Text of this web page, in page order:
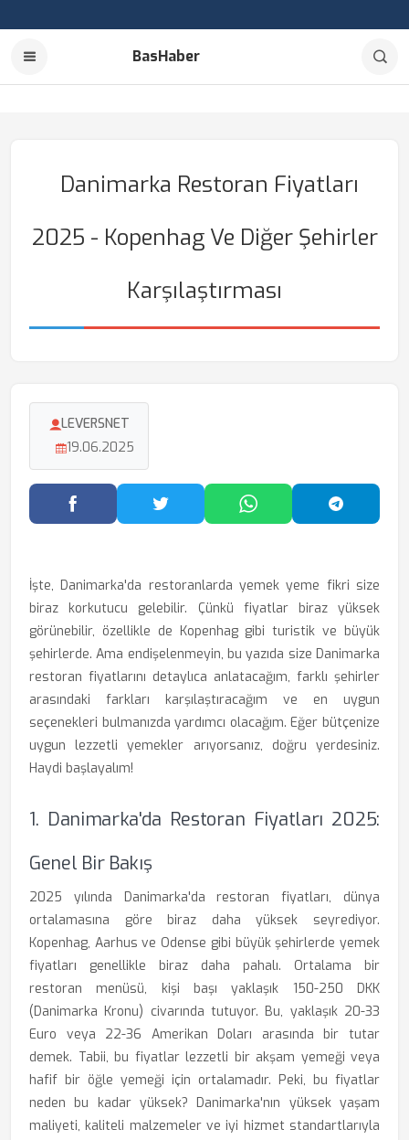
BasHaber
Danimarka Restoran Fiyatları
2025 - Kopenhag Ve Diğer Şehirler
Karşılaştırması
LEVERSNET
19.06.2025
Facebook'ta PaylaşTwitter'da PaylaşWhatsApp'ta Paylaş
İşte, Danimarka'da restoranlarda yemek yeme fikri size
biraz korkutucu gelebilir. Çünkü fiyatlar biraz yüksek
görünebilir, özellikle de Kopenhag gibi turistik ve büyük
şehirlerde. Ama endişelenmeyin, bu yazıda size Danimarka
restoran fiyatlarını detaylıca anlatacağım, farklı şehirler
arasındaki farkları karşılaştıracağım ve en uygun
seçenekleri bulmanızda yardımcı olacağım. Eğer bütçenize
uygun lezzetli yemekler arıyorsanız, doğru yerdesiniz.
Haydi başlayalım!
1. Danimarka'da Restoran Fiyatları 2025:
Genel Bir Bakış
2025 yılında Danimarka'da restoran fiyatları, dünya
ortalamasına göre biraz daha yüksek seyrediyor.
Kopenhag, Aarhus ve Odense gibi büyük şehirlerde yemek
fiyatları genellikle biraz daha pahalı. Ortalama bir
restoran menüsü, kişi başı yaklaşık 150-250 DKK
(Danimarka Kronu) civarında tutuyor. Bu, yaklaşık 20-33
Euro veya 22-36 Amerikan Doları arasında bir tutar
demek. Tabii, bu fiyatlar lezzetli bir akşam yemeği veya
hafif bir öğle yemeği için ortalamadır. Peki, bu fiyatlar
neden bu kadar yüksek? Danimarka'nın yüksek yaşam
maliyeti, kaliteli malzemeler ve iyi hizmet standartlarıyla